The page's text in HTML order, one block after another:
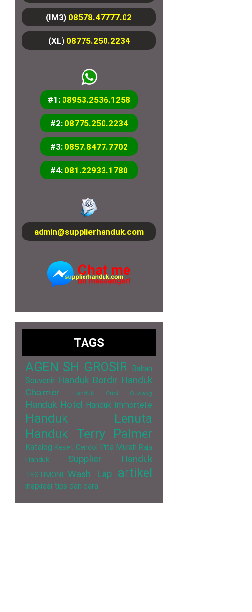
(IM3) 08578.47777.02
(XL) 08775.250.2234
#1: 08953.2536.1258
#2: 08775.250.2234
#3: 0857.8477.7702
#4: 081.22933.1780
admin@supplierhanduk.com
TAGS
AGEN SH GROSIR Bahan
Souvenir Handuk Bordir Handuk
Chalmer
Handuk Cuci Gudang
Handuk Hotel Handuk Immortelle
Handuk Lenuta
Handuk Terry Palmer
Katalog Keset Cendol Pita Murah Raja
Handuk
Supplier Handuk
TESTIMONI Wash Lap artikel
inspirasi tips dan cara